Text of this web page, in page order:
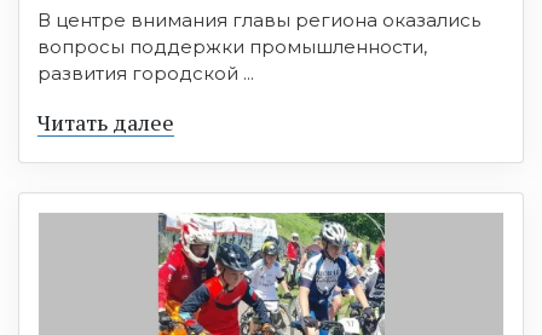
В центре внимания главы региона оказались
вопросы поддержки промышленности,
развития городской ...
Читать далее